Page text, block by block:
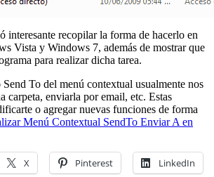
interesante recopilar la forma de hacerlo en
Vista y Windows 7, además de mostrar que
para realizar dicha tarea.
To del menú contextual usualmente nos
carpeta, enviarla por email, etc. Estas
o agregar nuevas funciones de forma
Menú Contextual SendTo Enviar A en
X Pinterest LinkedIn